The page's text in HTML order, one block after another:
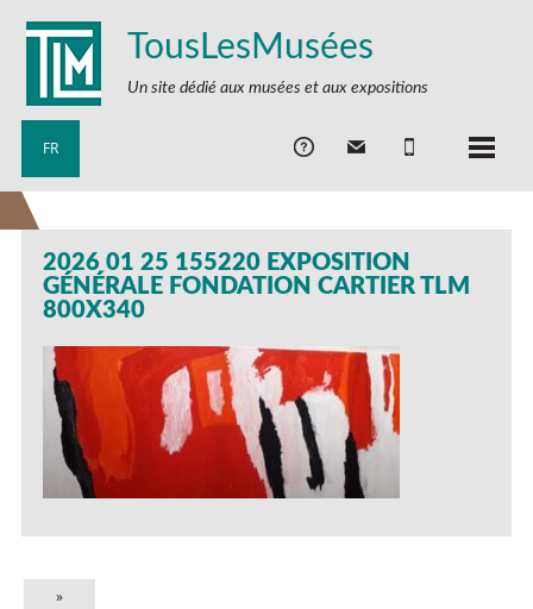
TousLesMusées
Un site dédié aux musées et aux expositions
FR
2026 01 25 155220 EXPOSITION
GÉNÉRALE FONDATION CARTIER TLM
800X340
»